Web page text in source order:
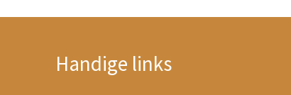
Handige links